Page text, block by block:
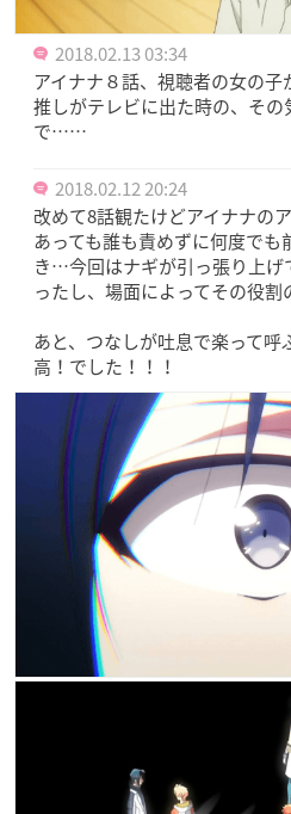
2018.02.13 03:34
アイナナ８話、視聴者の女の
推しがテレビに出た時の、その
で……
2018.02.12 20:24
改めて8話観たけどアイナナの
あっても誰も責めずに何度で
き…今回はナギが引っ張り上げ
ったし、場面によってその役
あと、つなしが吐息で楽って呼
高！でした！！！